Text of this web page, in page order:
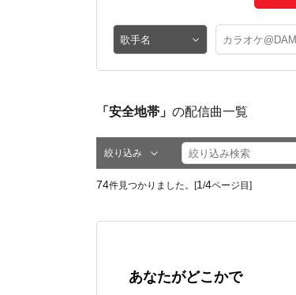
「安全地帯」 の配信曲一覧
絞り込み
74件見つかりました。[1 /4ページ目]
あなたがどこかで